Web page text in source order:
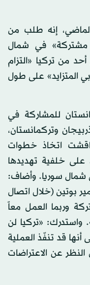
الماضي، إنه طلب من
مشتركة» في شمال
من تركيا «التزام
المتزايد» على طول
للمشاركة في
وتركمانستان،
اتخاذ خطوات
خلفية تهديدها
شمال سوريا. وأضاف:
بوتين (خلال اتصال
وربما العمل معاً
«تركيا لن
قد تنفّذ العملية
عن الاعتراضات